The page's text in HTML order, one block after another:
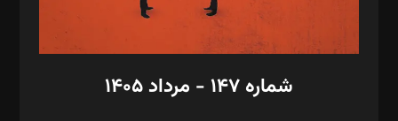
مد‌یر توسعه تجاری: کامبیز برید‌
امور مالی: شاپور رهبری، محمد‌ کاظمی‌نیا
شماره ۱۴۷ - مرداد ۱۴۰۵